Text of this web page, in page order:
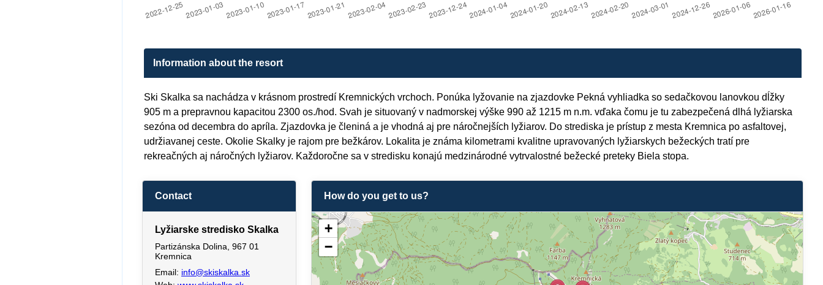
Information about the resort
Ski Skalka sa nachádza v krásnom prostredí Kremnických vrchoch. Ponúka lyžovanie na zjazdovke Pekná vyhliadka so sedačkovou lanovkou dĺžky
905 m a prepravnou kapacitou 2300 os./hod. Svah je situovaný v nadmorskej výške 990 až 1215 m n.m. vďaka čomu je tu zabezpečená dlhá lyžiarska
sezóna od decembra do apríla. Zjazdovka je členiná a je vhodná aj pre náročnejších lyžiarov. Do strediska je prístup z mesta Kremnica po asfaltovej,
udržiavanej ceste. Okolie Skalky je rajom pre bežkárov. Lokalita je známa kilometrami kvalitne upravovaných lyžiarskych bežeckých tratí pre
rekreačných aj náročných lyžiarov. Každoročne sa v stredisku konajú medzinárodné vytrvalostné bežecké preteky Biela stopa.
Contact
Lyžiarske stredisko Skalka
Partizánska Dolina, 967 01
Kremnica
Email: info@skiskalka.sk
How do you get to us?
+
−